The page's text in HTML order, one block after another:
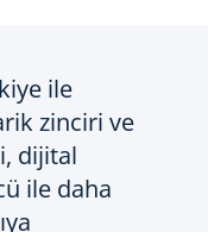
ile
zinciri ve
dijital
ile daha